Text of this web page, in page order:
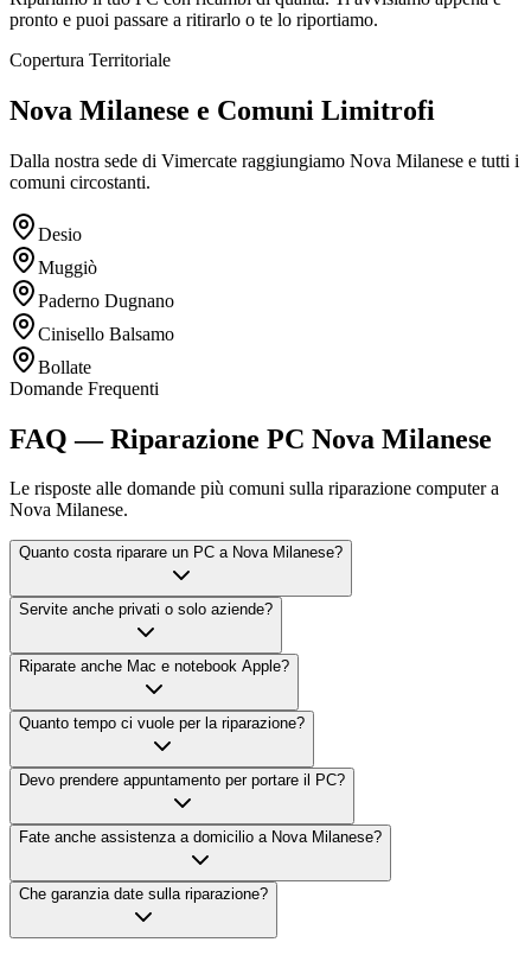
pronto e puoi passare a ritirarlo o te lo riportiamo.
Copertura Territoriale
Nova Milanese e Comuni Limitrofi
Dalla nostra sede di Vimercate raggiungiamo Nova Milanese e tutti i
comuni circostanti.
Desio
Muggiò
Paderno Dugnano
Cinisello Balsamo
Bollate
Domande Frequenti
FAQ — Riparazione PC Nova Milanese
Le risposte alle domande più comuni sulla riparazione computer a
Nova Milanese.
Quanto costa riparare un PC a Nova Milanese?
Servite anche privati o solo aziende?
Riparate anche Mac e notebook Apple?
Quanto tempo ci vuole per la riparazione?
Devo prendere appuntamento per portare il PC?
Fate anche assistenza a domicilio a Nova Milanese?
Che garanzia date sulla riparazione?